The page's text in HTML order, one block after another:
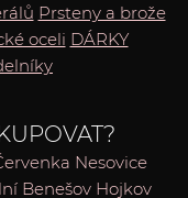
Prsteny a brože
oceli DÁRKY
Nesovice
Benešov Hojkov